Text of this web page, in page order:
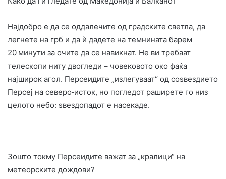
Најдобро е да се оддалечите од градските светла, да
легнете на грб и да ѝ дадете на темнината барем
20 минути за очите да се навикнат. Не ви требаат
телескопи ниту двогледи – човековото око фаќа
најширок агол. Персеидите „излегуваат“ од соѕвездието
Персеј на северо‑исток, но погледот раширете го низ
целото небо: ѕвездопадот е насекаде.
Зошто токму Персеидите важат за „кралици“ на
метеорските дождови?